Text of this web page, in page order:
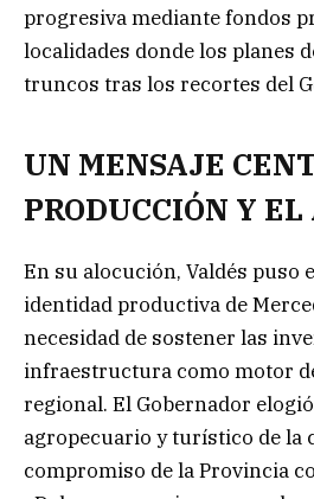
progresiva mediante fondos
localidades donde los planes
truncos tras los recortes del
UN MENSAJE
PRODUCCIÓN Y
En su alocución, Valdés puso
identidad productiva de
necesidad de sostener las
infraestructura como motor
regional. El Gobernador
agropecuario y turístico de la
compromiso de la Provincia